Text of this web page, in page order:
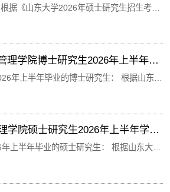
心20...
复试录取办法。 一、复试基本要求 （一）
各专业的复试差额比例。根据招生计划和
，全日制各专业均按照复试差额比不超过
据《山东大学2026年硕士研究生招生考试
招生考试复试录取工作方案》，现将我院
究生招生考试复试考生名单公示如下，详
请尽快查收邮件、加入QQ群以接收后续通
月27日公示电话：0531-88366355公示邮
公示期已结束管理学
...
理学院博士研究生2026年上半年学
工作的通知
年上半年毕业的博士研究生： 根据山东大
研究生教育工作实际，为确保本年度上半
作规范有序推进，现将相关事项通知如
成果审核 查看本人培养方案，对已发表的
一）系统提交申请 即日起—3月1日前，登
学院硕士研究生2026年上半年学位
的通知
上半年毕业的硕士研究生： 根据山东大学
育工作实际，为确保本年度上半年学位授予